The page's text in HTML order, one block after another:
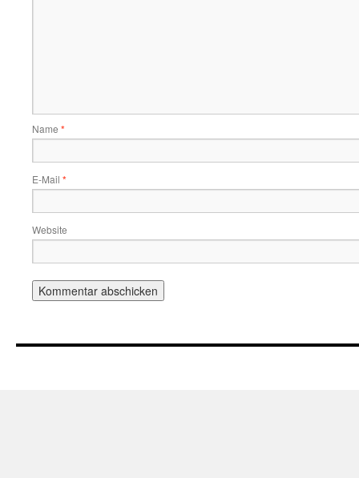
Name *
E-Mail *
Website